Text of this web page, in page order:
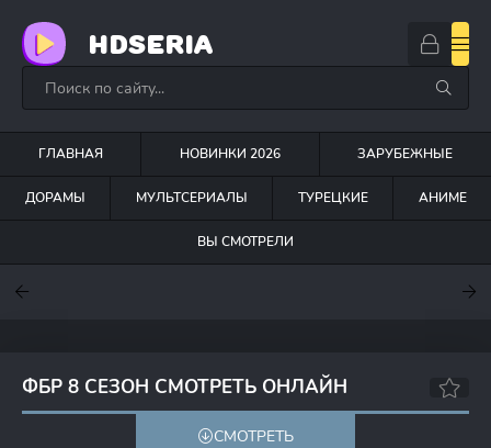
HDSERIA
ГЛАВНАЯ НОВИНКИ 2026 ЗАРУБЕЖНЫЕ
ДОРАМЫ МУЛЬТСЕРИАЛЫ ТУРЕЦКИЕ АНИМЕ
ВЫ СМОТРЕЛИ
ФБР 8 СЕЗОН СМОТРЕТЬ ОНЛАЙН
6.6 6.8
СМОТРЕТЬ